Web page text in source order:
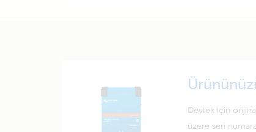
Destek için
üzere seri